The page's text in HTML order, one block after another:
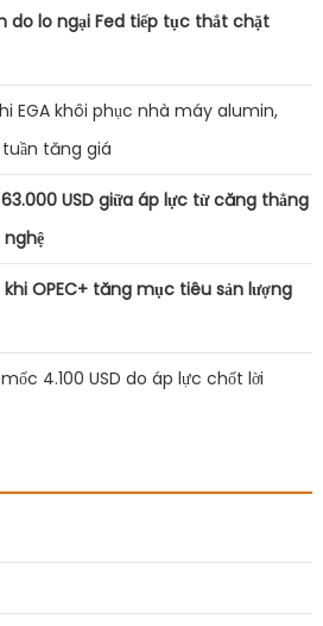
do lo ngại Fed tiếp tục thắt chặt
EGA khôi phục nhà máy alumin,
tăng giá
USD giữa áp lực từ căng thẳng
OPEC+ tăng mục tiêu sản lượng
4.100 USD do áp lực chốt lời